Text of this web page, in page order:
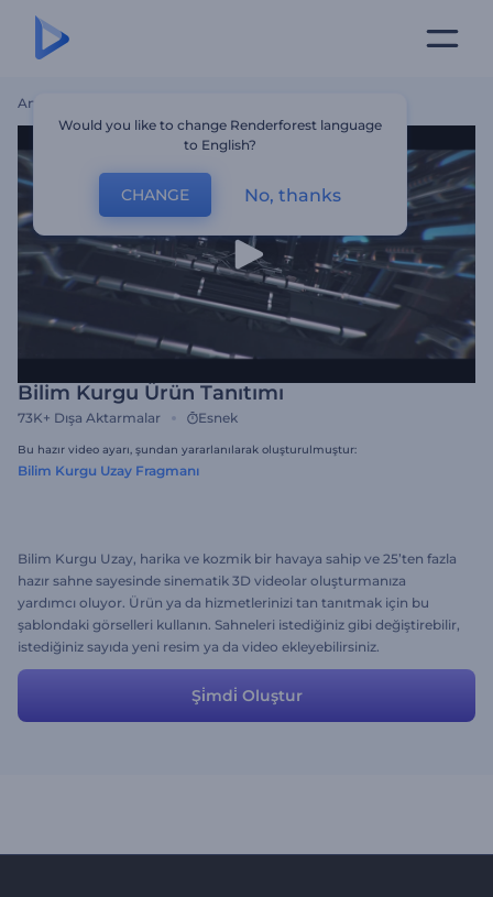
Ana Sayfa
Bilim Kurgu Ürün Tanıtımı
73K+ Dışa Aktarmalar Esnek
Bu hazır video ayarı, şundan yararlanılarak oluşturulmuştur:
Bilim Kurgu Uzay Fragmanı
Bilim Kurgu Uzay, harika ve kozmik bir havaya sahip ve 25’ten fazla
hazır sahne sayesinde sinematik 3D videolar oluşturmanıza
yardımcı oluyor. Ürün ya da hizmetlerinizi tan tanıtmak için bu
şablondaki görselleri kullanın. Sahneleri istediğiniz gibi değiştirebilir,
istediğiniz sayıda yeni resim ya da video ekleyebilirsiniz.
Şi̇mdi̇ Oluştur
Would you like to change Renderforest language
to English?
CHANGE No, thanks